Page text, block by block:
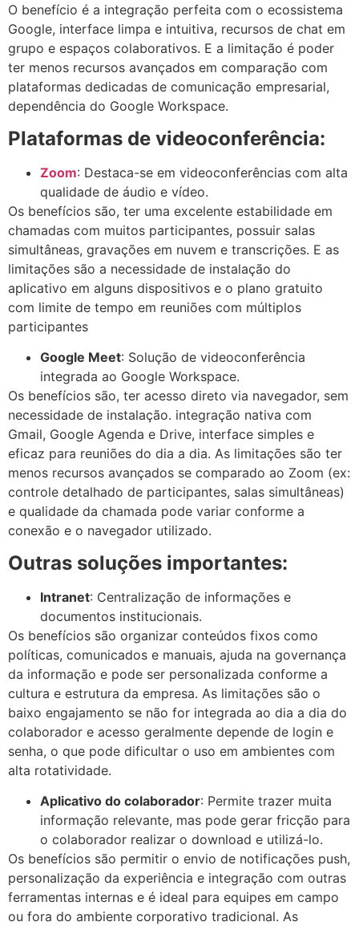
O benefício é a integração perfeita com o ecossistema
Google, interface limpa e intuitiva, recursos de chat em
grupo e espaços colaborativos. E a limitação é poder
ter menos recursos avançados em comparação com
plataformas dedicadas de comunicação empresarial,
dependência do Google Workspace.
Plataformas de videoconferência:
Zoom: Destaca-se em videoconferências com alta
qualidade de áudio e vídeo.
Os benefícios são, ter uma excelente estabilidade em
chamadas com muitos participantes, possuir salas
simultâneas, gravações em nuvem e transcrições. E as
limitações são a necessidade de instalação do
aplicativo em alguns dispositivos e o plano gratuito
com limite de tempo em reuniões com múltiplos
participantes
Google Meet: Solução de videoconferência
integrada ao Google Workspace.
Os benefícios são, ter acesso direto via navegador, sem
necessidade de instalação. integração nativa com
Gmail, Google Agenda e Drive, interface simples e
eficaz para reuniões do dia a dia. As limitações são ter
menos recursos avançados se comparado ao Zoom (ex:
controle detalhado de participantes, salas simultâneas)
e qualidade da chamada pode variar conforme a
conexão e o navegador utilizado.
Outras soluções importantes:
Intranet: Centralização de informações e
documentos institucionais.
Os benefícios são organizar conteúdos fixos como
políticas, comunicados e manuais, ajuda na governança
da informação e pode ser personalizada conforme a
cultura e estrutura da empresa. As limitações são o
baixo engajamento se não for integrada ao dia a dia do
colaborador e acesso geralmente depende de login e
senha, o que pode dificultar o uso em ambientes com
alta rotatividade.
Aplicativo do colaborador: Permite trazer muita
informação relevante, mas pode gerar fricção para
o colaborador realizar o download e utilizá-lo.
Os benefícios são permitir o envio de notificações push,
personalização da experiência e integração com outras
ferramentas internas e é ideal para equipes em campo
ou fora do ambiente corporativo tradicional. As